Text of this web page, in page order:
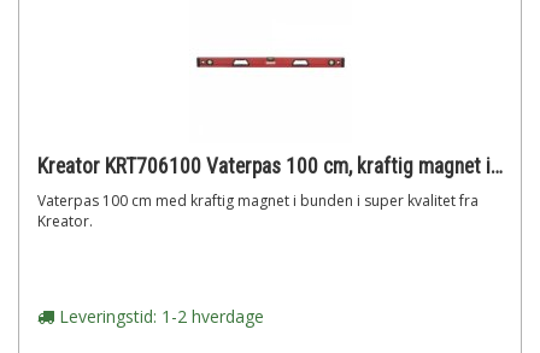
Kreator KRT706100 Vaterpas 100 cm, kraftig magnet i bunden
Vaterpas 100 cm med kraftig magnet i bunden i super kvalitet fra
Kreator.
Leveringstid: 1-2 hverdage